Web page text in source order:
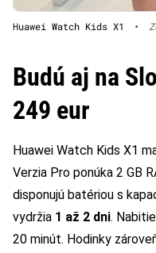
Huawei Watch Kids X1 •
Budú aj na
249 eur
Huawei Watch Kids X1
Verzia Pro ponúka 2 GB
disponujú batériou s
vydržia 1 až 2 dni.
20 minút. Hodinky